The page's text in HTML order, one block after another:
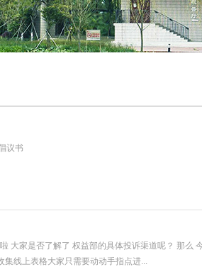
议书
大家是否了解了 权益部的具体投诉渠道呢？ 那么
线上表格大家只需要动动手指点进...